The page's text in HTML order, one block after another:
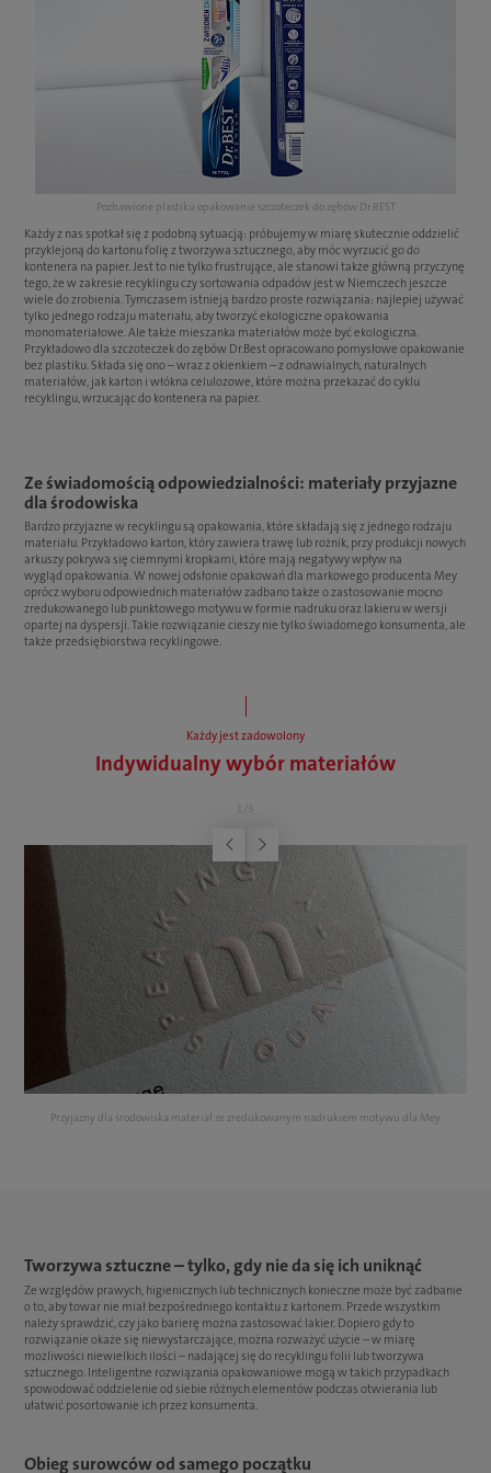
Pozbawione plastiku opakowanie szczoteczek do zębów Dr.BEST
Każdy z nas spotkał się z podobną sytuacją: próbujemy w miarę skutecznie oddzielić
przyklejoną do kartonu folię z tworzywa sztucznego, aby móc wyrzucić go do
kontenera na papier. Jest to nie tylko frustrujące, ale stanowi także główną przyczynę
tego, że w zakresie recyklingu czy sortowania odpadów jest w Niemczech jeszcze
wiele do zrobienia. Tymczasem istnieją bardzo proste rozwiązania: najlepiej używać
tylko jednego rodzaju materiału, aby tworzyć ekologiczne opakowania
monomateriałowe. Ale także mieszanka materiałów może być ekologiczna.
Przykładowo dla szczoteczek do zębów Dr.Best opracowano pomysłowe opakowanie
bez plastiku. Składa się ono – wraz z okienkiem – z odnawialnych, naturalnych
materiałów, jak karton i włókna celulozowe, które można przekazać do cyklu
recyklingu, wrzucając do kontenera na papier.
Ze świadomością odpowiedzialności: materiały przyjazne
dla środowiska
Bardzo przyjazne w recyklingu są opakowania, które składają się z jednego rodzaju
materiału. Przykładowo karton, który zawiera trawę lub rożnik, przy produkcji nowych
arkuszy pokrywa się ciemnymi kropkami, które mają negatywy wpływ na
wygląd opakowania. W nowej odsłonie opakowań dla markowego producenta Mey
oprócz wyboru odpowiednich materiałów zadbano także o zastosowanie mocno
zredukowanego lub punktowego motywu w formie nadruku oraz lakieru w wersji
opartej na dyspersji. Takie rozwiązanie cieszy nie tylko świadomego konsumenta, ale
także przedsiębiorstwa recyklingowe.
Każdy jest zadowolony
Indywidualny wybór materiałów
Następna
Poprzednia
Przyjazny dla środowiska materiał ze zredukowanym nadrukiem motywu dla Mey
1
Tworzywa sztuczne – tylko, gdy nie da się ich uniknąć
Ze względów prawych, higienicznych lub technicznych konieczne może być zadbanie
o to, aby towar nie miał bezpośredniego kontaktu z kartonem. Przede wszystkim
należy sprawdzić, czy jako barierę można zastosować lakier. Dopiero gdy to
rozwiązanie okaże się niewystarczające, można rozważyć użycie – w miarę
możliwości niewielkich ilości – nadającej się do recyklingu folii lub tworzywa
sztucznego. Inteligentne rozwiązania opakowaniowe mogą w takich przypadkach
spowodować oddzielenie od siebie różnych elementów podczas otwierania lub
ułatwić posortowanie ich przez konsumenta.
Obieg surowców od samego początku